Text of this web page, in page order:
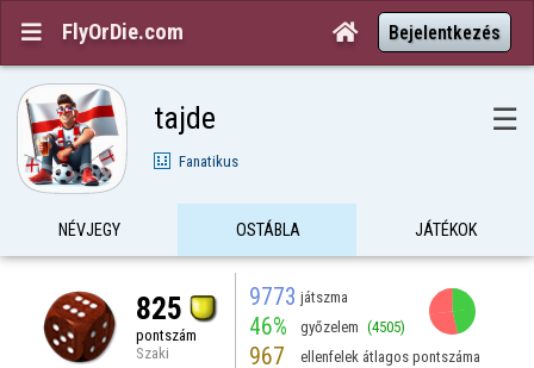
 FlyOrDie.com  Bejelentkezés
tajde ☰
Fanatikus
NÉVJEGY OSTÁBLA JÁTÉKOK
825
pontszám
Szaki
9773 játszma
46% győzelem (4505)
967 ellenfelek átlagos pontszáma